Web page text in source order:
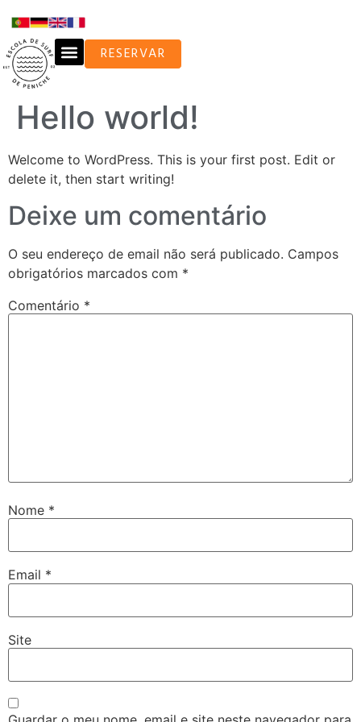
RESERVAR
Hello world!
Welcome to WordPress. This is your first post. Edit or
delete it, then start writing!
Deixe um comentário
O seu endereço de email não será publicado. Campos
obrigatórios marcados com *
Comentário *
Nome *
Email *
Site